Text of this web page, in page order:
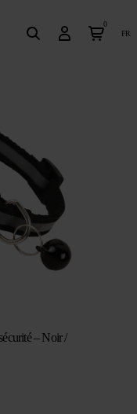
0
fr
– Noir /